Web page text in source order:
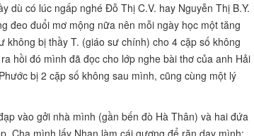
dù có lúc ngấp nghé Đỗ Thị C.V. hay Nguyễn Thị B.Y.
đeo đuổi mơ mộng nữa nên mỗi ngày học một tăng
bị thầy T. (giáo sư chính) cho 4 cặp số không
hồi đó mình đã đọc cho lớp nghe bài thơ của anh Hải
bị 2 cặp số không sau mình, cũng cùng một lý
vào gởi nhà mình (gần bến đò Hà Thân) và hai đứa
Cha mình lấy Nhạn làm cái gương để răn dạy mình: